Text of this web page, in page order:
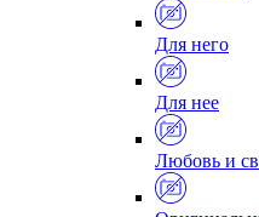
Для него
Для нее
Любовь и